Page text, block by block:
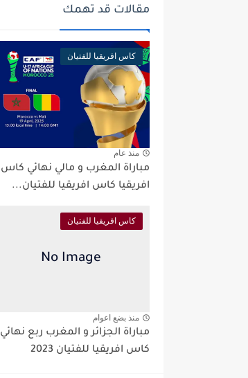
مقالات قد تهمك
كاس افريقيا للفتيان
منذ عام
مباراة المغرب و مالي نهائي كاس
افريقيا كاس افريقيا للفتيان...
كاس افريقيا للفتيان
منذ بضع اعوام
مباراة الجزائر و المغرب ربع نهائي
كاس افريقيا للفتيان 2023